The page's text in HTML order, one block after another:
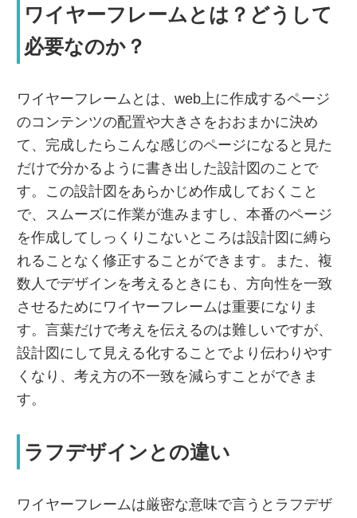
ワイヤーフレームとは？どうして
必要なのか？
ワイヤーフレームとは、web上に作成するページ
のコンテンツの配置や大きさをおおまかに決め
て、完成したらこんな感じのページになると見た
だけで分かるように書き出した設計図のことで
す。この設計図をあらかじめ作成しておくこと
で、スムーズに作業が進みますし、本番のページ
を作成してしっくりこないところは設計図に縛ら
れることなく修正することができます。また、複
数人でデザインを考えるときにも、方向性を一致
させるためにワイヤーフレームは重要になりま
す。言葉だけで考えを伝えるのは難しいですが、
設計図にして見える化することでより伝わりやす
くなり、考え方の不一致を減らすことができま
す。
ラフデザインとの違い
ワイヤーフレームは厳密な意味で言うとラフデザ